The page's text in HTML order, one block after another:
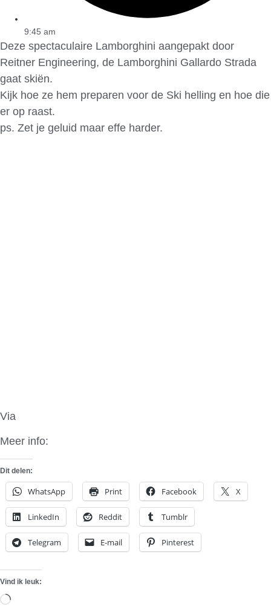
9:45 am
Deze spectaculaire Lamborghini aangepakt door
Reitner Engineering, de Lamborghini Gallardo Strada
gaat skiën.
Kijk hoe ze hem preparen voor de Ski helling en hoe die
er op raast.
ps. Zet je geluid maar effe harder.
Via
Meer info:
Dit delen:
WhatsApp Print Facebook X
LinkedIn Reddit Tumblr
Telegram E-mail Pinterest
Vind ik leuk:
Aan